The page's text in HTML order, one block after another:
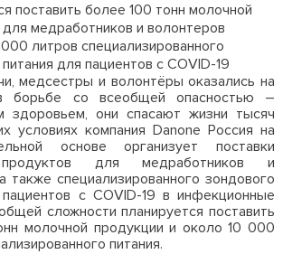
поставить более 100 тонн молочной
медработников и волонтеров
литров специализированного
для пациентов с COVID-19
медсестры и волонтёры оказались на
борьбе со всеобщей опасностью –
здоровьем, они спасают жизни тысяч
условиях компания Danone Россия на
основе организует поставки
для медработников и
также специализированного зондового
с COVID-19 в инфекционные
сложности планируется поставить
молочной продукции и около 10 000
питания.